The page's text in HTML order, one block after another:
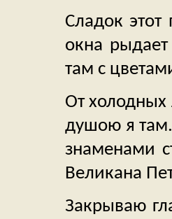
Сладок
окна
там с
От холодных
душою я
знаменами
Великана
Закрываю